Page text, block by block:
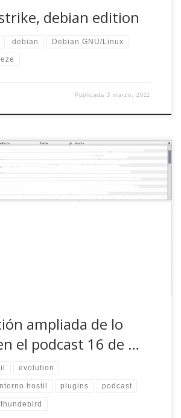
debian edition
debian Debian GNU/Linux
Publicada3 marzo, 2011
más vale cinco días tarde que
entender nuestras fantástica
😛 Las noticias salieron de aquí:
entre los nuevos programadores.
el systray. Google contratará
el núcleo de linux. Y en la sección […]
ampliada de lo
el podcast 16 de …
evolution
hostil plugins podcast
thundebird